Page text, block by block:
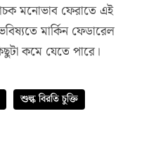
মনোভাব ফেরাতে এই
মার্কিন ফেডারেল
কমে যেতে পারে।
শুল্ক বিরতি চুক্তি